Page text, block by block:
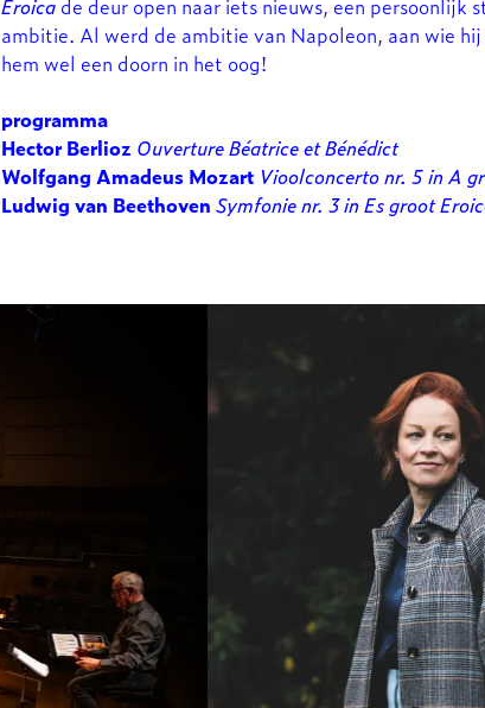
Eroica de deur open naar iets nieuws, een
ambitie. Al werd de ambitie van Napoleon, aan wie
hem wel een doorn in het oog!
programma
Hector Berlioz Ouverture Béatrice et Bénédict
Wolfgang Amadeus Mozart Vioolconcerto nr. 5 in A
Ludwig van Beethoven Symfonie nr. 3 in Es groot